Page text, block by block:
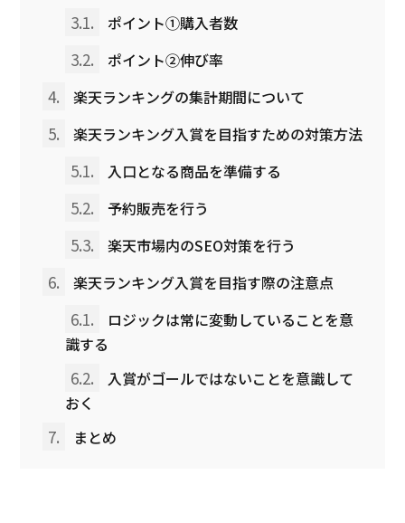
3.1. ポイント①購入者数
3.2. ポイント②伸び率
4. 楽天ランキングの集計期間について
5. 楽天ランキング入賞を目指すための対策方法
5.1. 入口となる商品を準備する
5.2. 予約販売を行う
5.3. 楽天市場内のSEO対策を行う
6. 楽天ランキング入賞を目指す際の注意点
6.1.
ロジックは常に変動していることを意
識する
6.2.
入賞がゴールではないことを意識して
おく
7. まとめ